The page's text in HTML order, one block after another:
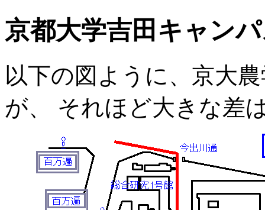
京都大学吉田キャン
以下の図ように、京大
が、 それほど大きな差